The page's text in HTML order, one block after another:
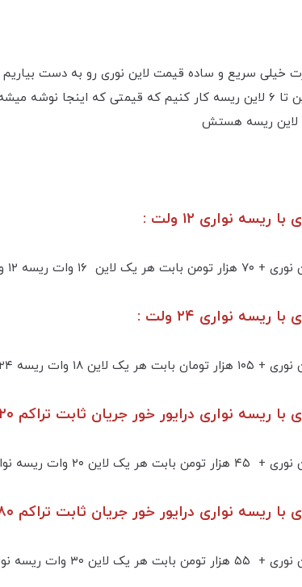
خیلی سریع و ساده قیمت لاین نوری رو به دست
لاین ریسه هستش
نواری ۱۲ ولت :
۲۴۰ به همراه ترانس سوییچینگ
نواری ۲۴ ولت :
۲۴۰ به همراه ترانس سوییچینگ
ریسه نواری درایور خور جریان ثابت تراکم ۱۲۰ :
به همراه درایور ( ترانس ) جریان ثابت
ریسه نواری درایور خور جریان ثابت تراکم ۱۸۰ :
به همراه درایور ( ترانس ) جریان ثابت